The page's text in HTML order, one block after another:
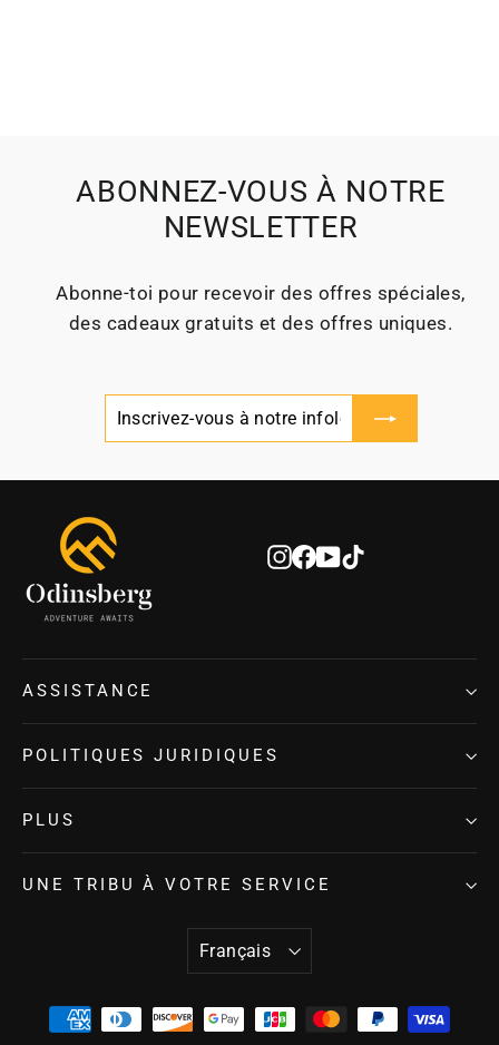
ABONNEZ-VOUS À NOTRE
NEWSLETTER
Abonne‑toi pour recevoir des offres spéciales,
des cadeaux gratuits et des offres uniques.
Inscrivez-
vous
S'inscrire
Instagram
Facebook
YouTube
ASSISTANCE
POLITIQUES JURIDIQUES
PLUS
UNE TRIBU À VOTRE SERVICE
LANGUE
Français